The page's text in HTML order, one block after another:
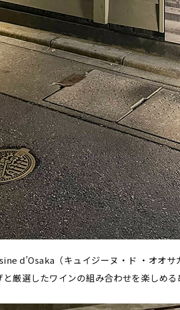
d’Osaka（キュイジーヌ・ド ・オオ
厳選したワインの組み合わせを楽しめる